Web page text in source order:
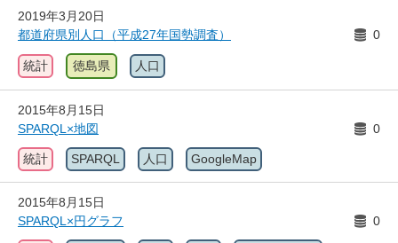
2019年3月20日
都道府県別人口（平成27年国勢調査）
0
統計 徳島県 人口
2015年8月15日
SPARQL×地図
0
統計 SPARQL 人口 GoogleMap
2015年8月15日
SPARQL×円グラフ
0